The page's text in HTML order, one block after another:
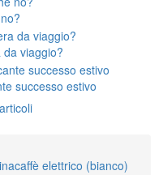
viaggio?
successo estivo
elettrico (bianco)